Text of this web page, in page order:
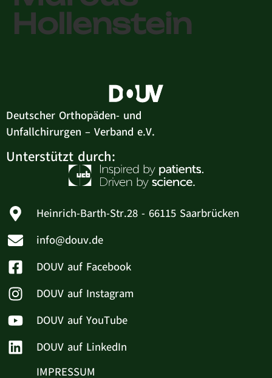
Hollenstein
Deutscher Orthopäden- und
Unfallchirurgen – Verband e.V.
Unterstützt durch:
Heinrich-Barth-Str.28 - 66115 Saarbrücken
info@douv.de
DOUV auf Facebook
DOUV auf Instagram
DOUV auf YouTube
DOUV auf LinkedIn
IMPRESSUM